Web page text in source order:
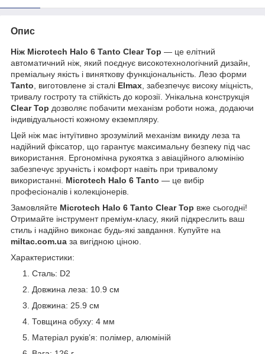
Опис
Ніж Microtech Halo 6 Tanto Clear Top — це елітний
автоматичний ніж, який поєднує високотехнологічний дизайн,
преміальну якість і виняткову функціональність. Лезо форми
Tanto , виготовлене зі сталі Elmax , забезпечує високу міцність,
тривалу гостроту та стійкість до корозії. Унікальна конструкція
Clear Top дозволяє побачити механізм роботи ножа, додаючи
індивідуальності кожному екземпляру.
Цей ніж має інтуїтивно зрозумілий механізм викиду леза та
надійний фіксатор, що гарантує максимальну безпеку під час
використання. Ергономічна рукоятка з авіаційного алюмінію
забезпечує зручність і комфорт навіть при тривалому
використанні. Microtech Halo 6 Tanto — це вибір
професіоналів і колекціонерів.
Замовляйте Microtech Halo 6 Tanto Clear Top вже сьогодні!
Отримайте інструмент преміум-класу, який підкреслить ваш
стиль і надійно виконає будь-які завдання. Купуйте на
miltac.com.ua за вигідною ціною.
Характеристики:
Сталь: D2
Довжина леза: 10.9 см
Довжина: 25.9 см
Товщина обуху: 4 мм
Матеріал руків’я: полімер, алюміній